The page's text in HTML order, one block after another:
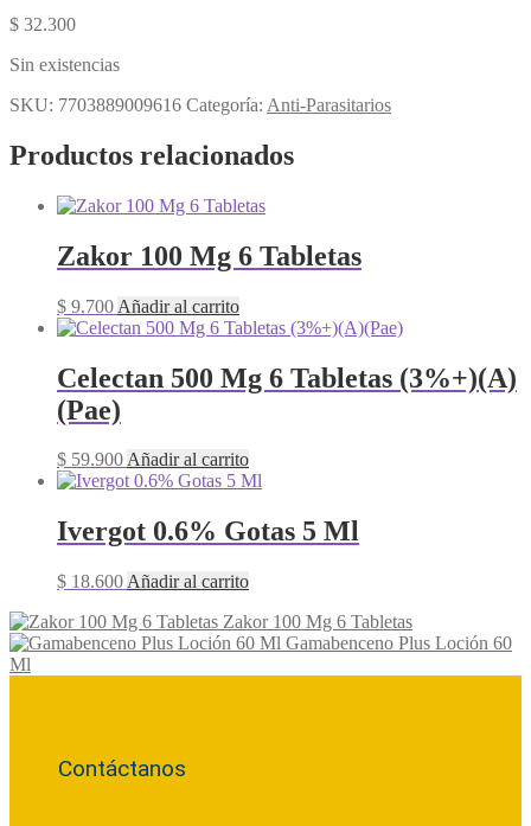
$ 32.300
Sin existencias
SKU: 7703889009616 Categoría: Anti-Parasitarios
Productos relacionados
Zakor 100 Mg 6 Tabletas
$ 9.700 Añadir al carrito
Celectan 500 Mg 6 Tabletas (3%+)(A)
(Pae)
$ 59.900Añadir al carrito
Ivergot 0.6% Gotas 5 Ml
$ 18.600 Añadir al carrito
Zakor 100 Mg 6 Tabletas
Gamabenceno Plus Loción 60
Ml
Contáctanos